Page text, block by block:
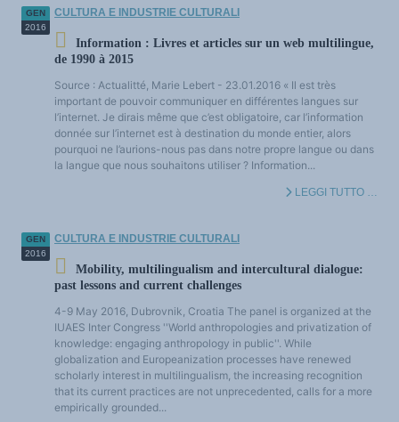
GEN
2016
CULTURA E INDUSTRIE CULTURALI
Information : Livres et articles sur un web multilingue,
de 1990 à 2015
Source : Actualitté, Marie Lebert - 23.01.2016 « Il est très
important de pouvoir communiquer en différentes langues sur
l’internet. Je dirais même que c’est obligatoire, car l’information
donnée sur l’internet est à destination du monde entier, alors
pourquoi ne l’aurions-nous pas dans notre propre langue ou dans
la langue que nous souhaitons utiliser ? Information...
LEGGI TUTTO …
GEN
2016
CULTURA E INDUSTRIE CULTURALI
Mobility, multilingualism and intercultural dialogue:
past lessons and current challenges
4-9 May 2016, Dubrovnik, Croatia The panel is organized at the
IUAES Inter Congress ''World anthropologies and privatization of
knowledge: engaging anthropology in public''. While
globalization and Europeanization processes have renewed
scholarly interest in multilingualism, the increasing recognition
that its current practices are not unprecedented, calls for a more
empirically grounded...